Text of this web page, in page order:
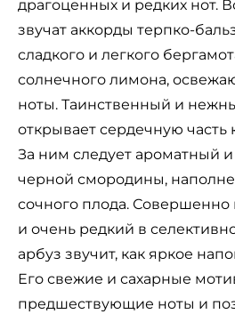
драгоценных и редких нот.
звучат аккорды терпко-
сладкого и легкого
солнечного лимона,
ноты. Таинственный и
открывает сердечную
За ним следует ароматный
черной смородины,
сочного плода.
и очень редкий в
арбуз звучит, как яркое
Его свежие и сахарные
предшествующие ноты и